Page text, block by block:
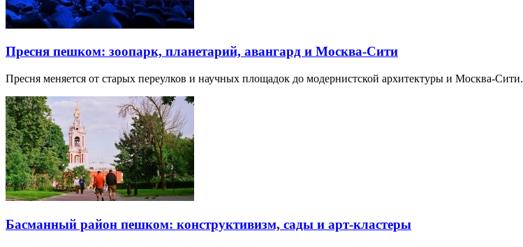
Пресня пешком: зоопарк, планетарий, авангард и Москва-Сити
Пресня меняется от старых переулков и научных площадок до модернистской архитектуры и Москва-Сити.
Басманный район пешком: конструктивизм, сады и арт-кластеры